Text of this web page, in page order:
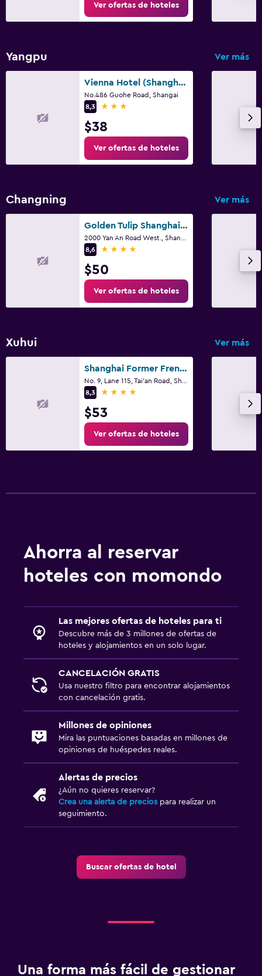
Ver ofertas de hoteles
Yangpu Ver más
Vienna Hotel (Shanghai Wujiaochang)
No.486 Guohe Road, Shangai
8,3
3 estrellas
$38
Ver ofertas de hoteles
Changning Ver más
Golden Tulip Shanghai Rainbow
8,6
4 estrellas
$50
Ver ofertas de hoteles
Xuhui Ver más
Shanghai Former French Concession Garden Hotel
8,3
4 estrellas
$53
Ver ofertas de hoteles
Ahorra al reservar
hoteles con momondo
Las mejores ofertas de hoteles para ti
Descubre más de 3 millones de ofertas de
hoteles y alojamientos en un solo lugar.
CANCELACIÓN GRATIS
Usa nuestro filtro para encontrar alojamientos
con cancelación gratis.
Millones de opiniones
Mira las puntuaciones basadas en millones de
opiniones de huéspedes reales.
Alertas de precios
¿Aún no quieres reservar?
Crea una alerta de precios para realizar un
seguimiento.
Buscar ofertas de hotel
Una forma más fácil de gestionar